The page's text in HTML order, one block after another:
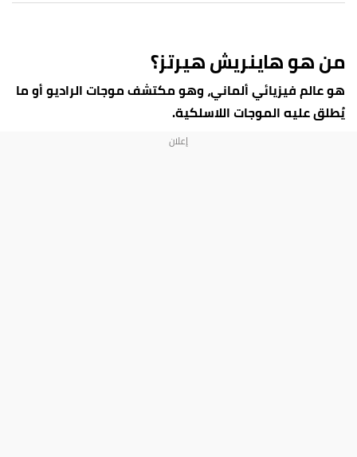
من هوهاينريش هيرتز؟
هو عالم فيزيائي ألماني، وهو مكتشف موجات الراديو أو ما
يُطلق عليه الموجات اللاسلكية.